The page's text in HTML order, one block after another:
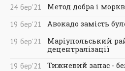
24 бер'21
Метод добра і
19 бер'21
Авокадо замість
19 бер'21
Маріупольський
децентралізації
19 бер'21
Тижневий запас -